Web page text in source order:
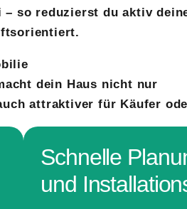
so reduzierst du aktiv
dein Haus nicht nur
attraktiver für Käufer
Schnelle
und